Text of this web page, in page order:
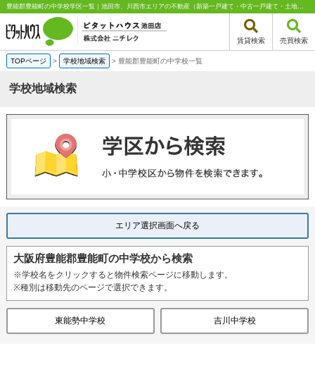
豊能郡豊能町の中学校学区一覧｜池田市、川西市エリアの不動産（新築一戸建て・中古一戸建て・土地・中古マンション）はピタットハウス池田店 株式会社ニチレク%
賃貸検索 売買検索
TOPページ > 学校地域検索 > 豊能郡豊能町の中学校一覧
学校地域検索
エリア選択画面へ戻る
大阪府豊能郡豊能町の中学校から検索
※学校名をクリックすると物件検索ページに移動します。
※種別は移動先のページで選択できます。
東能勢中学校 吉川中学校